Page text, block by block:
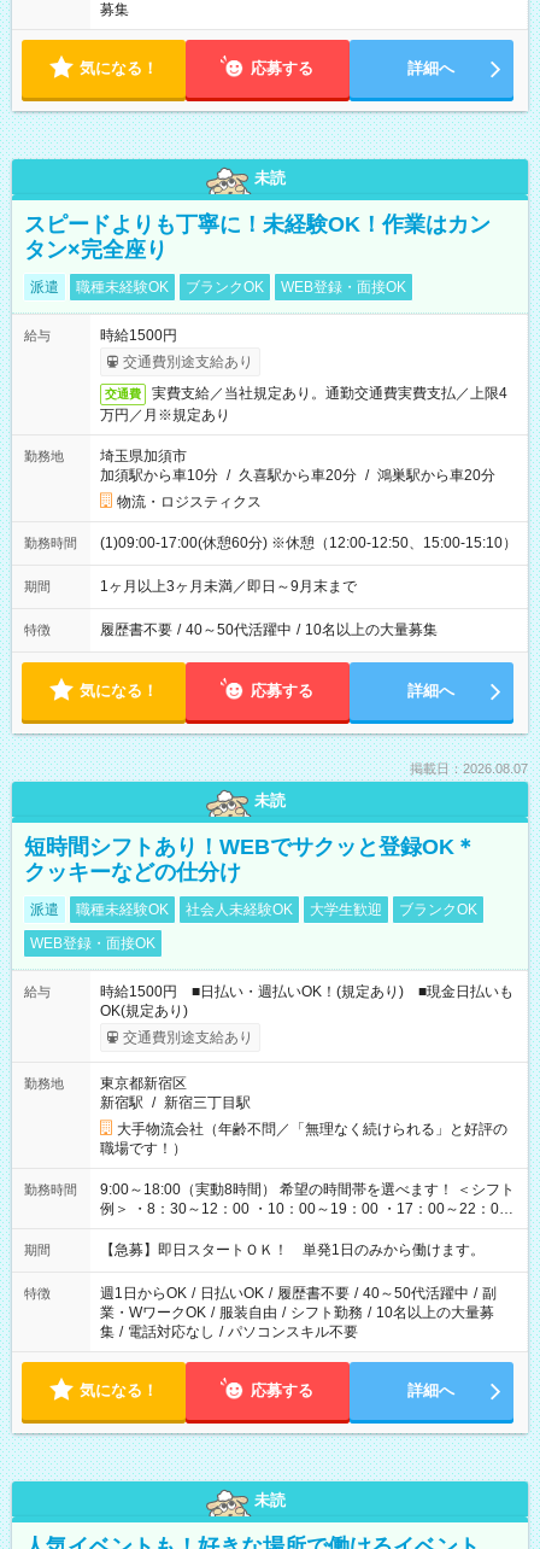
募集
気になる！ 応募する 詳細へ
未読
スピードよりも丁寧に！未経験OK！作業はカン
タン×完全座り
派遣 職種未経験OK ブランクOK WEB登録・面接OK
給与
時給1500円
交通費別途支給あり
交通費
実費支給／当社規定あり。通勤交通費実費支払／上限4
万円／月※規定あり
勤務地
埼玉県加須市
加須駅から車10分 / 久喜駅から車20分 / 鴻巣駅から車20分
物流・ロジスティクス
勤務時間 (1)09:00-17:00(休憩60分) ※休憩（12:00-12:50、15:00-15:10）
期間 1ヶ月以上3ヶ月未満／即日～9月末まで
特徴 履歴書不要 / 40～50代活躍中 / 10名以上の大量募集
気になる！ 応募する 詳細へ
掲載日：2026.08.07
未読
短時間シフトあり！WEBでサクッと登録OK＊
クッキーなどの仕分け
派遣 職種未経験OK 社会人未経験OK 大学生歓迎
ブランクOK
WEB登録・面接OK
給与
時給1500円 ■日払い・週払いOK！(規定あり) ■現金日払いも
OK(規定あり)
交通費別途支給あり
勤務地
東京都新宿区
新宿駅 / 新宿三丁目駅
大手物流会社（年齢不問／「無理なく続けられる」と好評の
職場です！）
勤務時間
9:00～18:00（実動8時間） 希望の時間帯を選べます！ ＜シフト
例＞ ・8：30～12：00 ・10：00～19：00 ・17：00～22：00
・13：00～22：00 ・22：00～翌6：00 など
期間 【急募】即日スタートＯＫ！ 単発1日のみから働けます。
特徴 週1日からOK / 日払いOK / 履歴書不要 / 40～50代活躍中 / 副
業・WワークOK / 服装自由 / シフト勤務 / 10名以上の大量募
集 / 電話対応なし / パソコンスキル不要
気になる！ 応募する 詳細へ
未読